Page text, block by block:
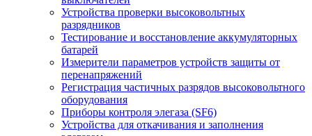
Устройства проверки высоковольтных
разрядников
Тестирование и восстановление аккумуляторных
батарей
Измерители параметров устройств защиты от
перенапряжений
Регистрация частичных разрядов высоковольтного
оборудования
Приборы контроля элегаза (SF6)
Устройства для откачивания и заполнения